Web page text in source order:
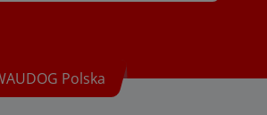
Polska